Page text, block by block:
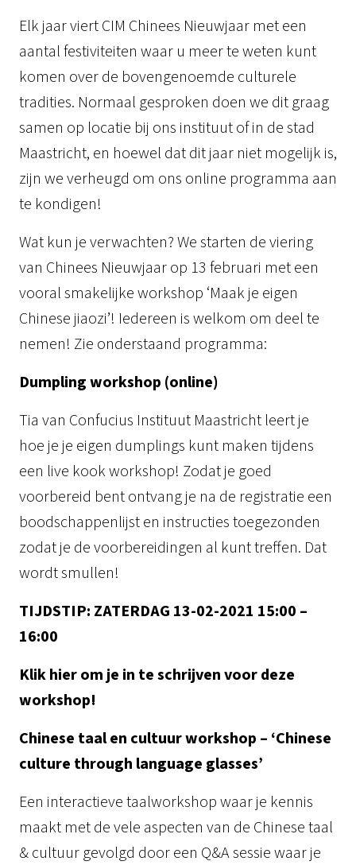
Elk jaar viert CIM Chinees Nieuwjaar met een
aantal festiviteiten waar u meer te weten kunt
komen over de bovengenoemde culturele
tradities. Normaal gesproken doen we dit graag
samen op locatie bij ons instituut of in de stad
Maastricht, en hoewel dat dit jaar niet mogelijk is,
zijn we verheugd om ons online programma aan
te kondigen!
Wat kun je verwachten? We starten de viering
van Chinees Nieuwjaar op 13 februari met een
vooral smakelijke workshop ‘Maak je eigen
Chinese jiaozi’! Iedereen is welkom om deel te
nemen! Zie onderstaand programma:
Dumpling workshop (online)
Tia van Confucius Instituut Maastricht leert je
hoe je je eigen dumplings kunt maken tijdens
een live kook workshop! Zodat je goed
voorbereid bent ontvang je na de registratie een
boodschappenlijst en instructies toegezonden
zodat je de voorbereidingen al kunt treffen. Dat
wordt smullen!
TIJDSTIP: ZATERDAG 13-02-2021 15:00 –
16:00
Klik hier om je in te schrijven voor deze
workshop!
Chinese taal en cultuur workshop – ‘Chinese
culture through language glasses’
Een interactieve taalworkshop waar je kennis
maakt met de vele aspecten van de Chinese taal
& cultuur gevolgd door een Q&A sessie waar je